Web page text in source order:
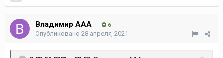
Владимир ААА 6
Опубликовано 28 апреля, 2021